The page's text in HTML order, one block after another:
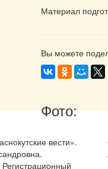
Материал
Вы можете
Фото:
вести».